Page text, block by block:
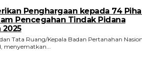
Penghargaan kepada 74
Pencegahan Tindak Pidana
2025
Tata Ruang/Kepala Badan Pertanahan
menyematkan...